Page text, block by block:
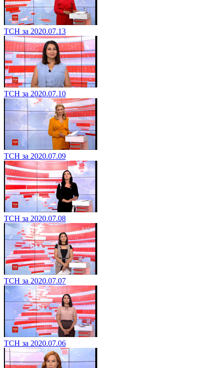
ТСН за 2020.07.13
ТСН за 2020.07.10
ТСН за 2020.07.09
ТСН за 2020.07.08
ТСН за 2020.07.07
ТСН за 2020.07.06